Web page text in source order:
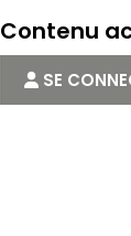
Contenu
SE